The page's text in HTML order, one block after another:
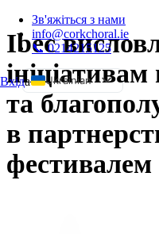
Зв'яжіться з нами
info@corkchoral.ie
📞 0214215125
Вхіда
Ukrainian
English
Czech
Danish
Ibec
та
в
фестивалем